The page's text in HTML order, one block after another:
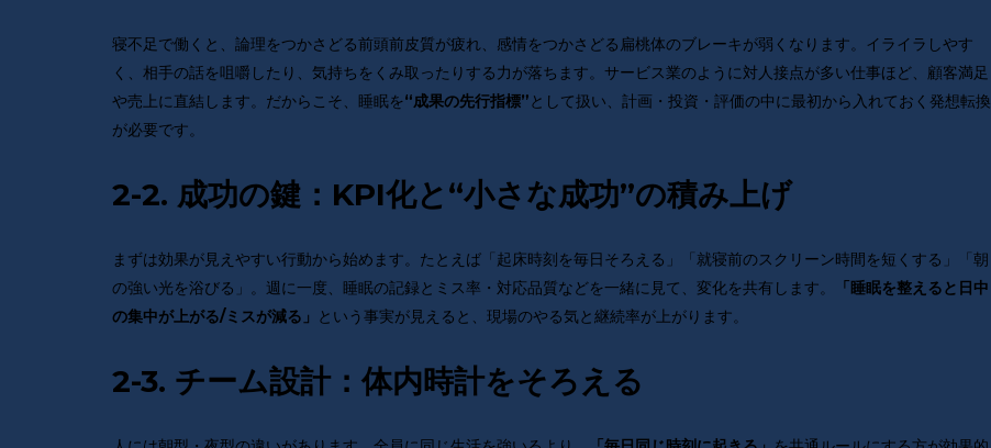
寝不足で働くと、論理をつかさどる前頭前皮質が疲れ、感情をつかさどる扁桃体のブレーキが弱くなります。イライラしやす
く、相手の話を咀嚼したり、気持ちをくみ取ったりする力が落ちます。サービス業のように対人接点が多い仕事ほど、顧客満足
や売上に直結します。だからこそ、睡眠を“成果の先行指標”として扱い、計画・投資・評価の中に最初から入れておく発想転換
が必要です。
2-2. 成功の鍵：KPI化と“小さな成功”の積み上げ
まずは効果が見えやすい行動から始めます。たとえば「起床時刻を毎日そろえる」「就寝前のスクリーン時間を短くする」「朝
の強い光を浴びる」。週に一度、睡眠の記録とミス率・対応品質などを一緒に見て、変化を共有します。
「睡眠を整えると日中
の集中が上がる/ミスが減る」 という事実が見えると、現場のやる気と継続率が上がります。
2-3. チーム設計：体内時計をそろえる